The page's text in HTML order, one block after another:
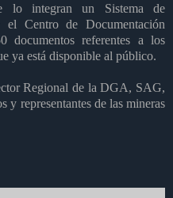
lo integran un Sistema de
Centro de Documentación
documentos referentes a los
ya está disponible al público.
Regional de la DGA, SAG,
y representantes de las mineras